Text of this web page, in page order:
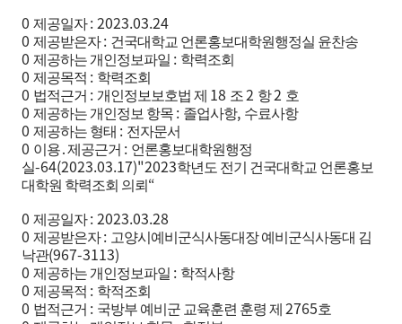
0 제공일자: 2023.03.24
0 제공받은자: 건국대학교 언론홍보대학원행정실 윤찬송
0 제공하는 개인정보파일 : 학력조회
0 제공목적 : 학력조회
0 법적근거 : 개인정보보호법 제 18 조2 항2 호
0 제공하는 개인정보 항목 : 졸업사항, 수료사항
0 제공하는 형태 : 전자문서
0 이용․제공근거 : 언론홍보대학원행정
실-64(2023.03.17)"2023학년도 전기 건국대학교 언론홍보
대학원 학력조회 의뢰 “
0 제공일자: 2023.03.28
0 제공받은자: 고양시예비군식사동대장 예비군식사동대 김
낙관(967-3113)
0 제공하는 개인정보파일 : 학적사항
0 제공목적 : 학적조회
0 법적근거 : 국방부 예비군 교육훈련 훈령 제 2765호